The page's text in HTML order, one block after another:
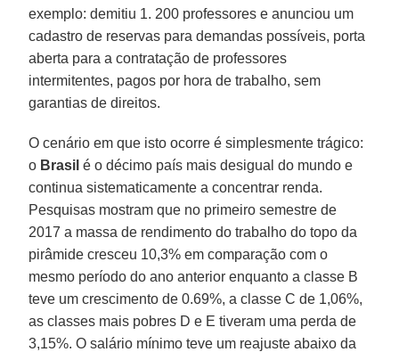
exemplo: demitiu 1. 200 professores e anunciou um
cadastro de reservas para demandas possíveis, porta
aberta para a contratação de professores
intermitentes, pagos por hora de trabalho, sem
garantias de direitos.
O cenário em que isto ocorre é simplesmente trágico:
o Brasil é o décimo país mais desigual do mundo e
continua sistematicamente a concentrar renda.
Pesquisas mostram que no primeiro semestre de
2017 a massa de rendimento do trabalho do topo da
pirâmide cresceu 10,3% em comparação com o
mesmo período do ano anterior enquanto a classe B
teve um crescimento de 0.69%, a classe C de 1,06%,
as classes mais pobres D e E tiveram uma perda de
3,15%. O salário mínimo teve um reajuste abaixo da